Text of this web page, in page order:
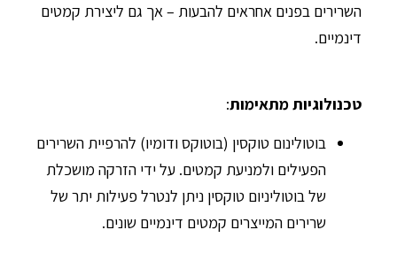
השרירים בפנים אחראים להבעות – אך גם ליצירת קמטים
דינמיים.
טכנולוגיות מתאימות:
בוטולינום טוקסין (בוטוקס ודומיו) להרפיית השרירים
הפעילים ולמניעת קמטים. על ידי הזרקה מושכלת
של בוטוליניום טוקסין ניתן לנטרל פעילות יתר של
שרירים המייצרים קמטים דינמיים שונים.